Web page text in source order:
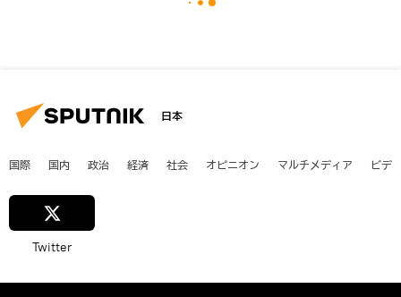
日本
国際 国内 政治 経済 社会 オピニオン マルチメディア ビデ
Twitter